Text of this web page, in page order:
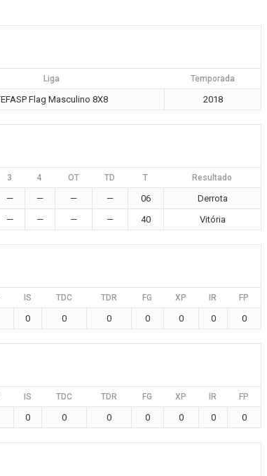
Liga Temporada
Flag Masculino 8X8 2018
3 4 OT TD T Resultado
— — — — 06
Derrota
— — — — 40 Vitória
IS TDC TDR FG XP IR FP
0 0 0 0 0 0 0
IS TDC TDR FG XP IR FP
0 0 0 0 0 0 0